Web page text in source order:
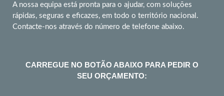
A nossa equipa está pronta para o ajudar, com soluções
rápidas, seguras e eficazes, em todo o território nacional.
Contacte-nos através do número de telefone abaixo.
CARREGUE NO BOTÃO ABAIXO PARA PEDIR O
SEU ORÇAMENTO: